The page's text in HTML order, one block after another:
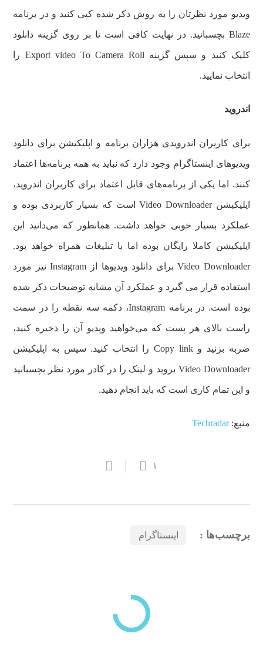
ویدیو مورد نظرتان را به روش ذکر شده کپی کنید و در برنامه
Blaze بچسبانید. در نهایت کافی است تا بر روی گزینه دانلود
کلیک کنید و سپس گزینه Export video To Camera Roll را
انتخاب نمایید.
اندروید
برای کاربران اندرویدی هزاران برنامه و اپلیکیشن برای دانلود
ویدیوهای اینستاگرام وجود دارد که نباید به همه برنامه‌ها اعتماد
کنند. اما یکی از برنامه‌های قابل اعتماد برای کاربران اندروید،
اپلیکیشن Video Downloader است که بسیار کاربردی بوده و
عملکرد بسیار خوبی خواهد داشت. همانطور که می‌دانید این
اپلیکیشن کاملا رایگان بوده اما با تبلیغات همراه خواهد بود.
Video Downloader برای دانلود ویدیوها از Instagram نیز مورد
استفاده قرار می گیرد و عملکرد آن مشابه توضیحات ذکر شده
بوده است. در برنامه Instagram، دکمه سه نقطه را در سمت
راست بالای هر پست که می‌خواهید ویدیو آن را ذخیره کنید،
ضربه بزنید و Copy link را انتخاب کنید. سپس به اپلیکیشن
Video Downloader بروید و لینک را در کادر مورد نظر بچسبانید
و این تمام کاری است که باید انجام دهید.
منبع:Techradar
۱
برچسب‌ها : اینستاگرام
دسته‌بندی‌های منتخب برای شما